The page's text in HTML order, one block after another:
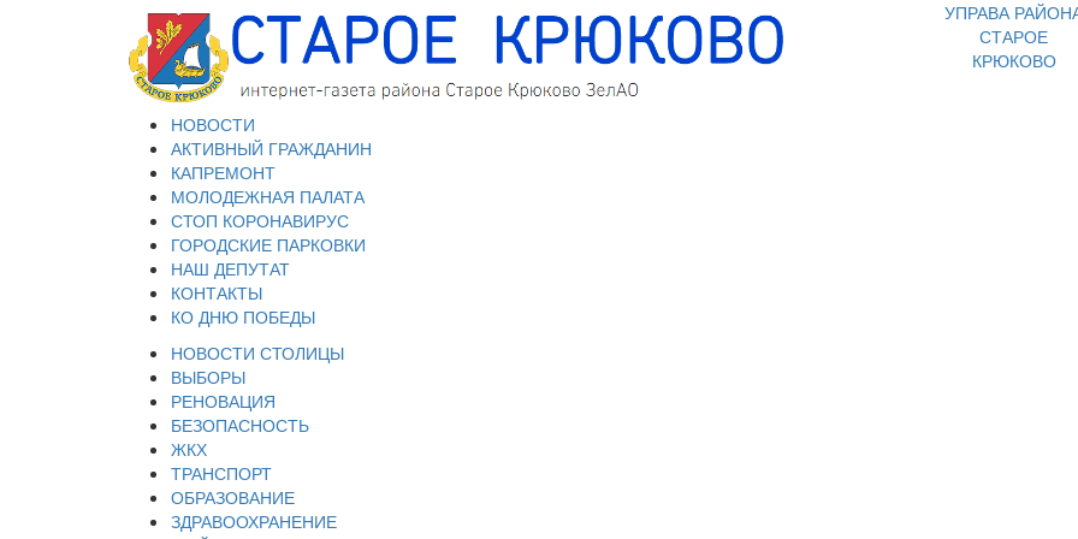
УПРАВА
СТАРОЕ
КРЮКОВО
НОВОСТИ
АКТИВНЫЙ ГРАЖДАНИН
КАПРЕМОНТ
МОЛОДЕЖНАЯ ПАЛАТА
СТОП КОРОНАВИРУС
ГОРОДСКИЕ ПАРКОВКИ
НАШ ДЕПУТАТ
КОНТАКТЫ
КО ДНЮ ПОБЕДЫ
НОВОСТИ СТОЛИЦЫ
ВЫБОРЫ
РЕНОВАЦИЯ
БЕЗОПАСНОСТЬ
ЖКХ
ТРАНСПОРТ
ОБРАЗОВАНИЕ
ЗДРАВООХРАНЕНИЕ